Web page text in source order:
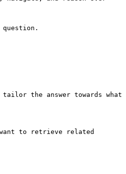
the answer towards what
to retrieve related